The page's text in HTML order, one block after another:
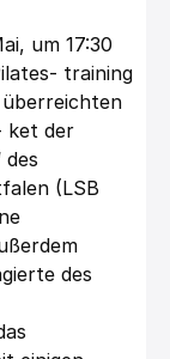
um 17:30
training
ket der
(LSB
des